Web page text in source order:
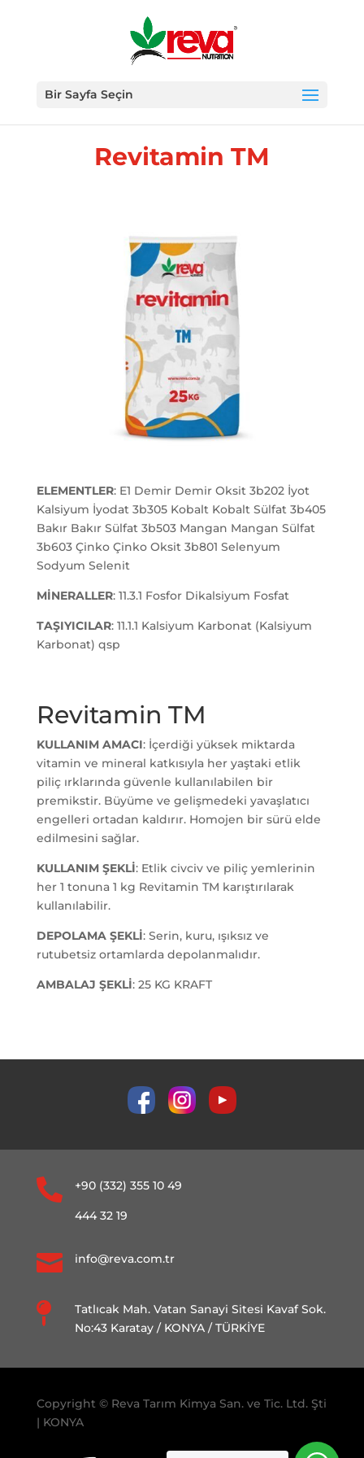
Bir Sayfa Seçin
Revitamin TM
ELEMENTLER: E1 Demir Demir Oksit 3b202 İyot
Kalsiyum İyodat 3b305 Kobalt Kobalt Sülfat 3b405
Bakır Bakır Sülfat 3b503 Mangan Mangan Sülfat
3b603 Çinko Çinko Oksit 3b801 Selenyum
Sodyum Selenit
MİNERALLER: 11.3.1 Fosfor Dikalsiyum Fosfat
TAŞIYICILAR: 11.1.1 Kalsiyum Karbonat (Kalsiyum
Karbonat) qsp
Revitamin TM
KULLANIM AMACI: İçerdiği yüksek miktarda
vitamin ve mineral katkısıyla her yaştaki etlik
piliç ırklarında güvenle kullanılabilen bir
premikstir. Büyüme ve gelişmedeki yavaşlatıcı
engelleri ortadan kaldırır. Homojen bir sürü elde
edilmesini sağlar.
KULLANIM ŞEKLİ: Etlik civciv ve piliç yemlerinin
her 1 tonuna 1 kg Revitamin TM karıştırılarak
kullanılabilir.
DEPOLAMA ŞEKLİ: Serin, kuru, ışıksız ve
rutubetsiz ortamlarda depolanmalıdır.
AMBALAJ ŞEKLİ: 25 KG KRAFT
 +90 (332) 355 10 49
444 32 19
 info@reva.com.tr

Tatlıcak Mah. Vatan Sanayi Sitesi Kavaf Sok.
No:43 Karatay / KONYA / TÜRKİYE
Copyright © Reva Tarım Kimya San. ve Tic. Ltd. Şti
| KONYA